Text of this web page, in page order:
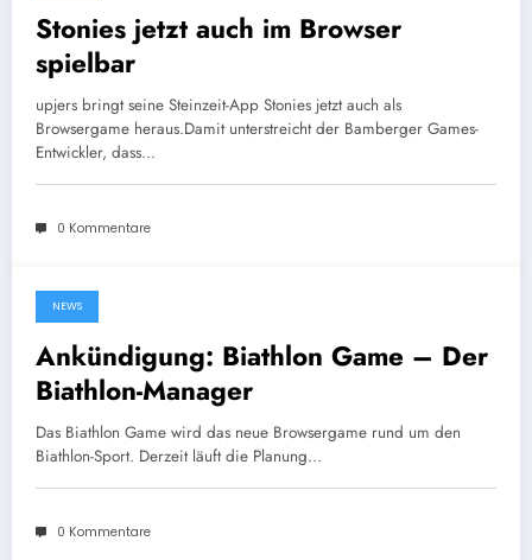
Stonies jetzt auch im Browser
spielbar
upjers bringt seine Steinzeit-App Stonies jetzt auch als
Browsergame heraus.Damit unterstreicht der Bamberger Games-
Entwickler, dass…
0 Kommentare
9. November 2017
NEWS
Ankündigung: Biathlon Game – Der
Biathlon-Manager
Das Biathlon Game wird das neue Browsergame rund um den
Biathlon-Sport. Derzeit läuft die Planung…
0 Kommentare